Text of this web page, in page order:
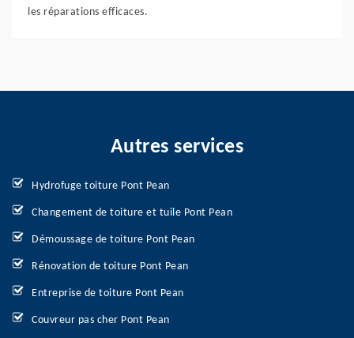
les réparations efficaces.
Autres services
Hydrofuge toiture Pont Pean
Changement de toiture et tuile Pont Pean
Démoussage de toiture Pont Pean
Rénovation de toiture Pont Pean
Entreprise de toiture Pont Pean
Couvreur pas cher Pont Pean